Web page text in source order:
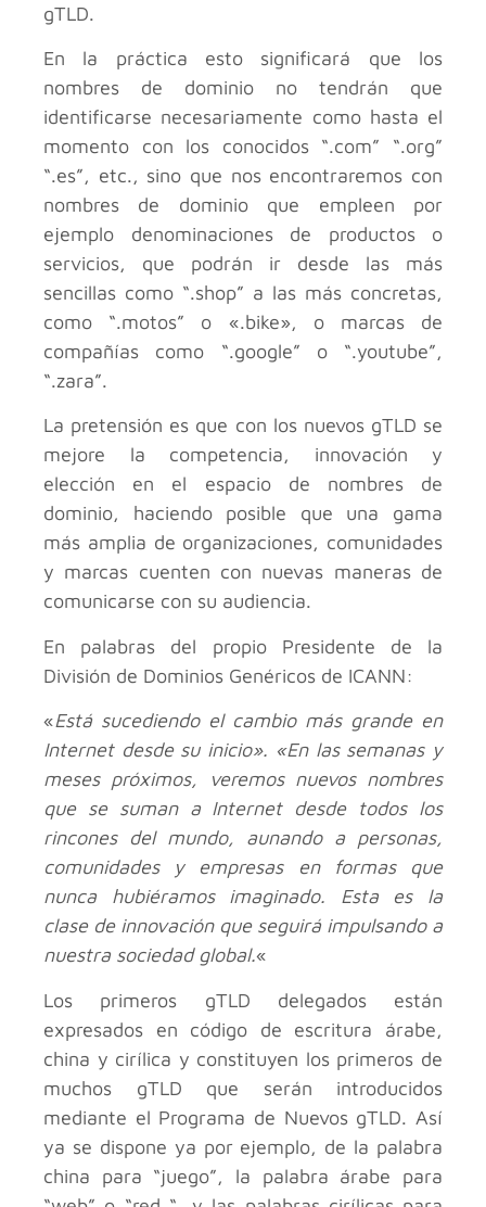
gTLD.
En la práctica esto significará que los
nombres de dominio no tendrán que
identificarse necesariamente como hasta el
momento con los conocidos “.com” “.org”
“.es”, etc., sino que nos encontraremos con
nombres de dominio que empleen por
ejemplo denominaciones de productos o
servicios, que podrán ir desde las más
sencillas como “.shop” a las más concretas,
como “.motos” o «.bike», o marcas de
compañías como “.google” o “.youtube”,
“.zara”.
La pretensión es que con los nuevos gTLD se
mejore la competencia, innovación y
elección en el espacio de nombres de
dominio, haciendo posible que una gama
más amplia de organizaciones, comunidades
y marcas cuenten con nuevas maneras de
comunicarse con su audiencia.
En palabras del propio Presidente de la
División de Dominios Genéricos de ICANN:
«Está sucediendo el cambio más grande en
Internet desde su inicio». «En las semanas y
meses próximos, veremos nuevos nombres
que se suman a Internet desde todos los
rincones del mundo, aunando a personas,
comunidades y empresas en formas que
nunca hubiéramos imaginado. Esta es la
clase de innovación que seguirá impulsando a
nuestra sociedad global.«
Los primeros gTLD delegados están
expresados en código de escritura árabe,
china y cirílica y constituyen los primeros de
muchos gTLD que serán introducidos
mediante el Programa de Nuevos gTLD. Así
ya se dispone ya por ejemplo, de la palabra
china para “juego”, la palabra árabe para